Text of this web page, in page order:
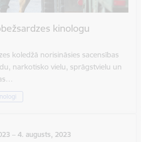
kinologu
koledžā norisināsies sacensības
narkotisko vielu, sprāgstvielu un
– 4. augusts, 2023